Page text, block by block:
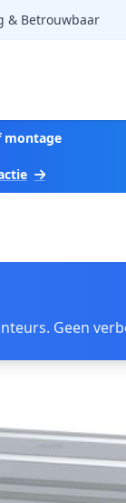
& Betrouwbaar
montage
Geen